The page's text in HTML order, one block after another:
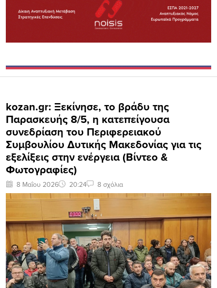
kozan.gr: Ξεκίνησε, το βράδυ της
Παρασκευής 8/5, η κατεπείγουσα
συνεδρίαση του Περιφερειακού
Συμβουλίου Δυτικής Μακεδονίας για τις
εξελίξεις στην ενέργεια (Βίντεο &
Φωτογραφίες)
8 Μαΐου 2026 20:24 8 σχόλια